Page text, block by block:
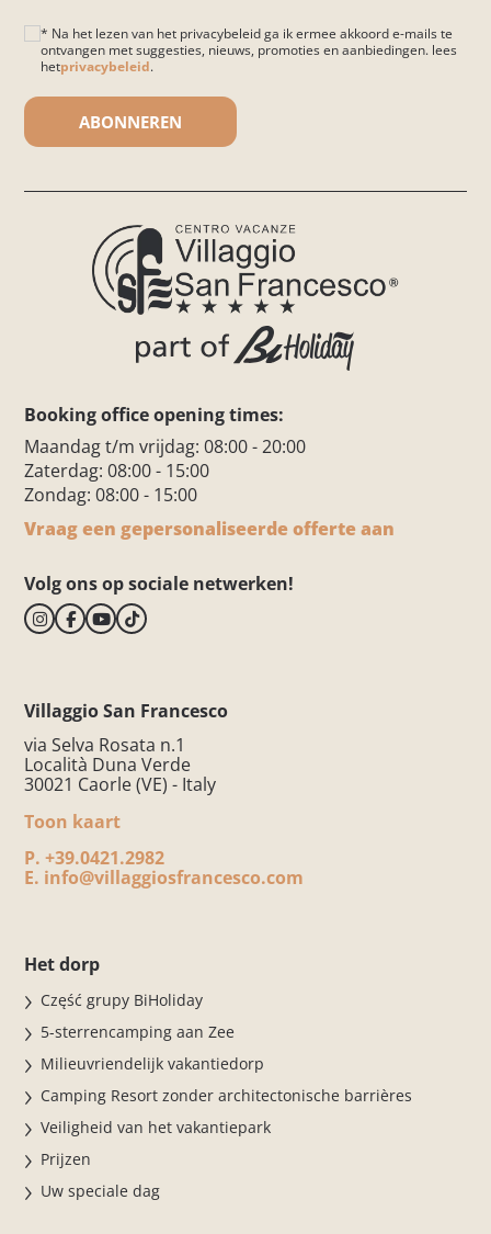
* Na het lezen van het privacybeleid ga ik ermee akkoord e-mails te
ontvangen met suggesties, nieuws, promoties en aanbiedingen. lees
hetprivacybeleid.
Gelieve dit veld leeg te laten.
Booking office opening times:
Maandag t/m vrijdag: 08:00 - 20:00
Zaterdag: 08:00 - 15:00
Zondag: 08:00 - 15:00
Vraag een gepersonaliseerde offerte aan
Volg ons op sociale netwerken!
Villaggio San Francesco
via Selva Rosata n.1
Località Duna Verde
30021 Caorle (VE) - Italy
Toon kaart
P. +39.0421.2982
E. info@villaggiosfrancesco.com
Het dorp
Część grupy BiHoliday
5-sterrencamping aan Zee
Milieuvriendelijk vakantiedorp
Camping Resort zonder architectonische barrières
Veiligheid van het vakantiepark
Prijzen
Uw speciale dag